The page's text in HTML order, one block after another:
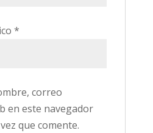
*
correo
en este navegador
que comente.